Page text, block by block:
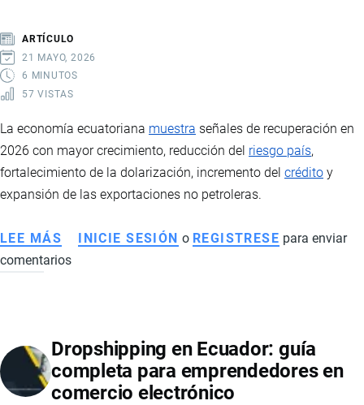
PRECIOS
Y
PAÍSES
IMPORTACIÓN
ARTÍCULO
21 MAYO, 2026
6 MINUTOS
57 VISTAS
La economía ecuatoriana muestra señales de recuperación en
2026 con mayor crecimiento, reducción del riesgo país,
fortalecimiento de la dolarización, incremento del crédito y
expansión de las exportaciones no petroleras.
LEE MÁS SOBRE
ECONOMÍA
2026:
SEÑALES
DE
INICIE SESIÓN o REGISTRESE para enviar
comentarios
Dropshipping en Ecuador: guía
completa para emprendedores en
comercio electrónico